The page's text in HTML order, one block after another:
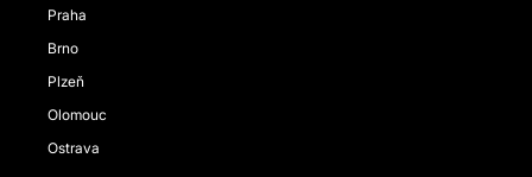
Praha
Brno
Plzeň
Olomouc
Ostrava